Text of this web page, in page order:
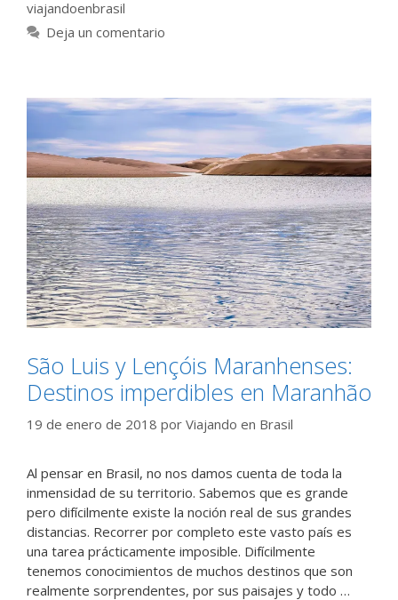
viajandoenbrasil
Deja un comentario
São Luis y Lençóis Maranhenses:
Destinos imperdibles en Maranhão
19 de enero de 2018 por Viajando en Brasil
Al pensar en Brasil, no nos damos cuenta de toda la
inmensidad de su territorio. Sabemos que es grande
pero difícilmente existe la noción real de sus grandes
distancias. Recorrer por completo este vasto país es
una tarea prácticamente imposible. Difícilmente
tenemos conocimientos de muchos destinos que son
realmente sorprendentes, por sus paisajes y todo …